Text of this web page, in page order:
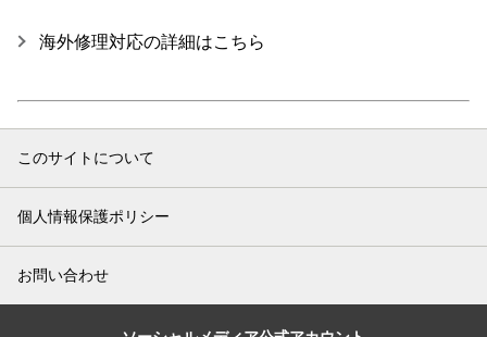
海外修理対応の詳細はこちら
このサイトについて
個人情報保護ポリシー
お問い合わせ